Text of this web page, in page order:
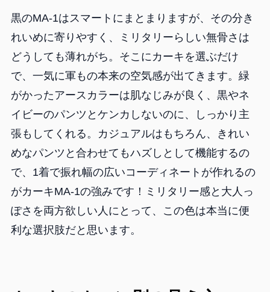
黒のMA-1はスマートにまとまりますが、その分き
れいめに寄りやすく、ミリタリーらしい無骨さは
どうしても薄れがち。そこにカーキを選ぶだけ
で、一気に軍もの本来の空気感が出てきます。緑
がかったアースカラーは肌なじみが良く、黒やネ
イビーのパンツとケンカしないのに、しっかり主
張もしてくれる。カジュアルはもちろん、きれい
めなパンツと合わせてもハズしとして機能するの
で、1着で振れ幅の広いコーディネートが作れるの
がカーキMA-1の強みです！ミリタリー感と大人っ
ぽさを両方欲しい人にとって、この色は本当に便
利な選択肢だと思います。